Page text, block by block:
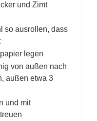
und Zimt
so ausrollen, dass
legen
von außen nach
außen etwa 3
und mit